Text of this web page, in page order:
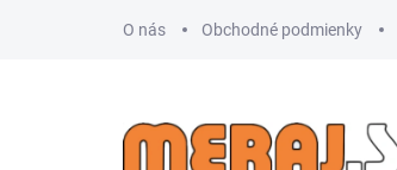
O nás Obchodné podmienky